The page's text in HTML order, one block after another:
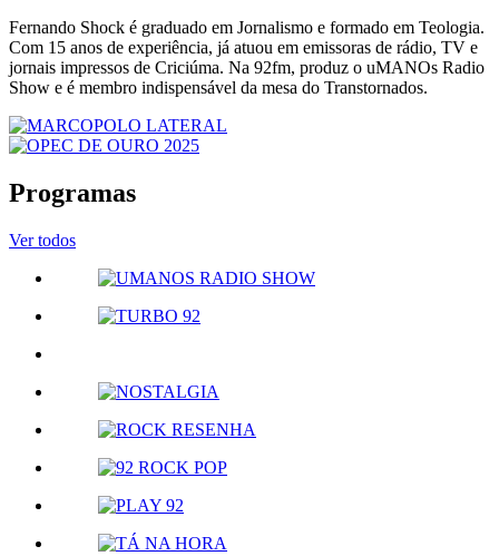
Fernando Shock é graduado em Jornalismo e formado em Teologia.
Com 15 anos de experiência, já atuou em emissoras de rádio, TV e
jornais impressos de Criciúma. Na 92fm, produz o uMANOs Radio
Show e é membro indispensável da mesa do Transtornados.
Programas
Ver todos